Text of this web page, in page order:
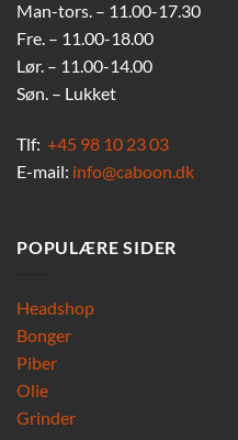
Man-tors. – 11.00-17.30
Fre. – 11.00-18.00
Lør. – 11.00-14.00
Søn. – Lukket
Tlf: +45 98 10 23 03
E-mail: info@caboon.dk
POPULÆRE SIDER
Headshop
Bonger
Piber
Olie
Grinder